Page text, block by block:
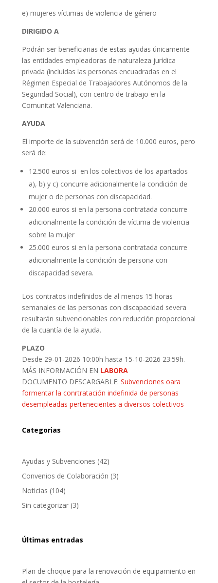
e) mujeres víctimas de violencia de género
DIRIGIDO A
Podrán ser beneficiarias de estas ayudas únicamente
las entidades empleadoras de naturaleza jurídica
privada (incluidas las personas encuadradas en el
Régimen Especial de Trabajadores Autónomos de la
Seguridad Social), con centro de trabajo en la
Comunitat Valenciana.
AYUDA
El importe de la subvención será de 10.000 euros, pero
será de:
12.500 euros si en los colectivos de los apartados
a), b) y c) concurre adicionalmente la condición de
mujer o de personas con discapacidad.
20.000 euros si en la persona contratada concurre
adicionalmente la condición de víctima de violencia
sobre la mujer
25.000 euros si en la persona contratada concurre
adicionalmente la condición de persona con
discapacidad severa.
Los contratos indefinidos de al menos 15 horas
semanales de las personas con discapacidad severa
resultarán subvencionables con reducción proporcional
de la cuantía de la ayuda.
PLAZO
Desde 29-01-2026 10:00h hasta 15-10-2026 23:59h.
MÁS INFORMACIÓN EN LABORA
DOCUMENTO DESCARGABLE: Subvenciones oara
formentar la conrtratación indefinida de personas
desempleadas pertenecientes a diversos colectivos
Categorias
Ayudas y Subvenciones (42)
Convenios de Colaboración (3)
Noticias (104)
Sin categorizar(3)
Últimas entradas
Plan de choque para la renovación de equipamiento en